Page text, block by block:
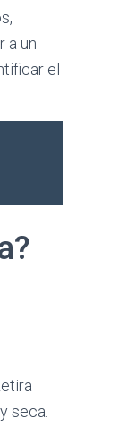
a un
el
seca.